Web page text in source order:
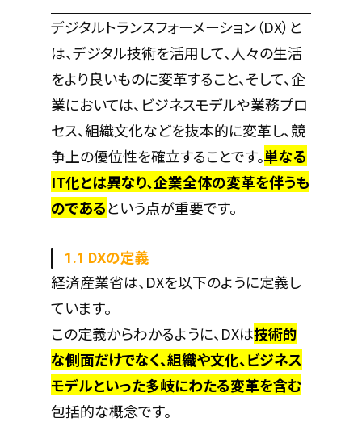
デジタルトランスフォーメーション（DX）と
は、デジタル技術を活用して、人々の生活
をより良いものに変革すること、そして、企
業においては、ビジネスモデルや業務プロ
セス、組織文化などを抜本的に変革し、競
争上の優位性を確立することです。単なる
IT化とは異なり、企業全体の変革を伴うも
のであるという点が重要です。
1.1 DXの定義
経済産業省は、DXを以下のように定義し
ています。
この定義からわかるように、DXは技術的
な側面だけでなく、組織や文化、ビジネス
モデルといった多岐にわたる変革を含む
包括的な概念です。